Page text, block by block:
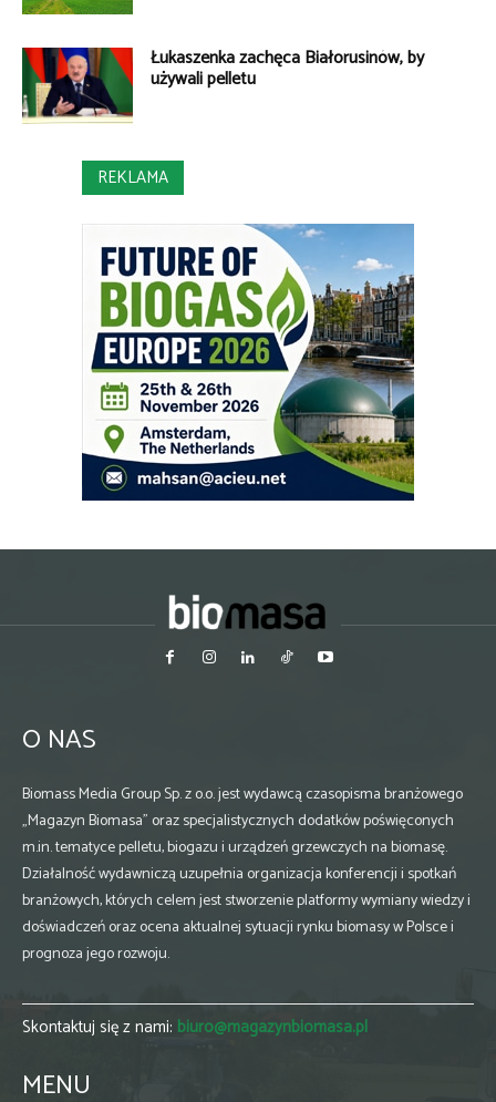
Łukaszenka zachęca Białorusinów, by
używali pelletu
REKLAMA
O NAS
Biomass Media Group Sp. z o.o. jest wydawcą czasopisma branżowego
„Magazyn Biomasa” oraz specjalistycznych dodatków poświęconych
m.in. tematyce pelletu, biogazu i urządzeń grzewczych na biomasę.
Działalność wydawniczą uzupełnia organizacja konferencji i spotkań
branżowych, których celem jest stworzenie platformy wymiany wiedzy i
doświadczeń oraz ocena aktualnej sytuacji rynku biomasy w Polsce i
prognoza jego rozwoju.
Skontaktuj się z nami: biuro@magazynbiomasa.pl
MENU